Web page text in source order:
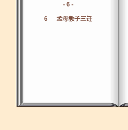
- 6 -
6 孟母教子三迁